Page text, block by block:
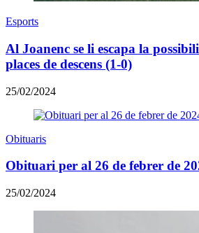
Esports
Al Joanenc se li escapa la
places de descens (1-0)
25/02/2024
Obituaris
Obituari per al 26 de febrer de
25/02/2024